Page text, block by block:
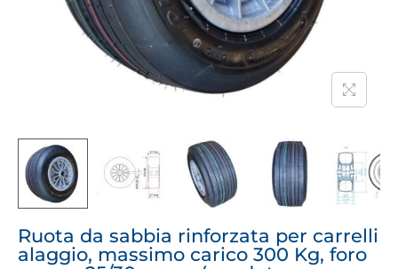
Ruota da sabbia rinforzata per carrelli
alaggio, massimo carico 300 Kg, foro